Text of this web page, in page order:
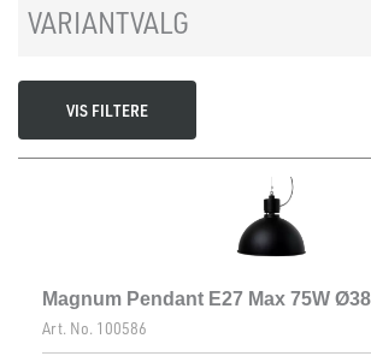
VARIANTVALG
VIS FILTERE
Magnum Pendant E27 Max 75W
Art. No. 100586